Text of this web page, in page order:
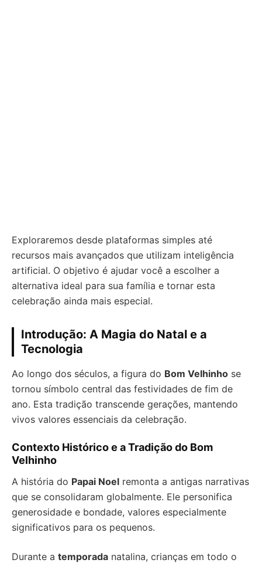
Exploraremos desde plataformas simples até
recursos mais avançados que utilizam inteligência
artificial. O objetivo é ajudar você a escolher a
alternativa ideal para sua família e tornar esta
celebração ainda mais especial.
Introdução: A Magia do Natal e a
Tecnologia
Ao longo dos séculos, a figura do Bom Velhinho se
tornou símbolo central das festividades de fim de
ano. Esta tradição transcende gerações, mantendo
vivos valores essenciais da celebração.
Contexto Histórico e a Tradição do Bom
Velhinho
A história do Papai Noel remonta a antigas narrativas
que se consolidaram globalmente. Ele personifica
generosidade e bondade, valores especialmente
significativos para os pequenos.
Durante a temporada natalina, crianças em todo o